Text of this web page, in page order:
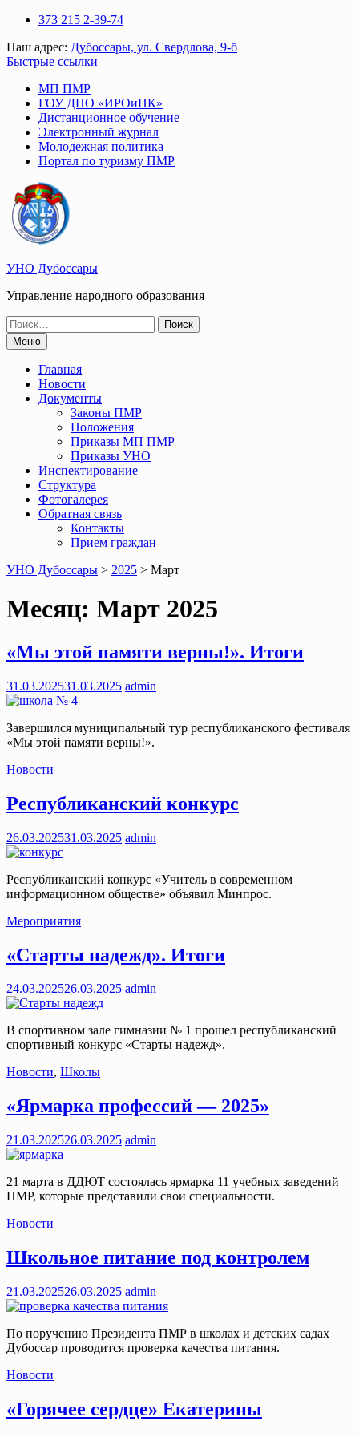
Перейти
содержимому
373 215 2-39-74
Наш адрес: Дубоссары, ул. Свердлова, 9-б
Быстрые ссылки
МП ПМР
ГОУ ДПО «ИРОиПК»
Дистанционное обучение
Электронный журнал
Молодежная политика
Портал по туризму ПМР
УНО Дубоссары
Управление народного образования
Поиск
по:Меню
Главная
Новости
Документы
Законы ПМР
Положения
Приказы МП ПМР
Приказы УНО
Инспектирование
Структура
Фотогалерея
Обратная связь
Контакты
Прием граждан
УНО Дубоссары > 2025 > Март
Месяц: Март 2025
«Мы этой памяти верны!». Итоги
31.03.202531.03.2025 admin
Завершился муниципальный тур республиканского фестиваля
«Мы этой памяти верны!».
Новости
Республиканский конкурс
26.03.202531.03.2025 admin
Республиканский конкурс «Учитель в современном
информационном обществе» объявил Минпрос.
Мероприятия
«Старты надежд». Итоги
24.03.202526.03.2025 admin
В спортивном зале гимназии № 1 прошел республиканский
спортивный конкурс «Старты надежд».
Новости, Школы
«Ярмарка профессий — 2025»
21.03.202526.03.2025 admin
21 марта в ДДЮТ состоялась ярмарка 11 учебных заведений
ПМР, которые представили свои специальности.
Новости
Школьное питание под контролем
21.03.202526.03.2025 admin
По поручению Президента ПМР в школах и детских садах
Дубоссар проводится проверка качества питания.
Новости
«Горячее сердце» Екатерины